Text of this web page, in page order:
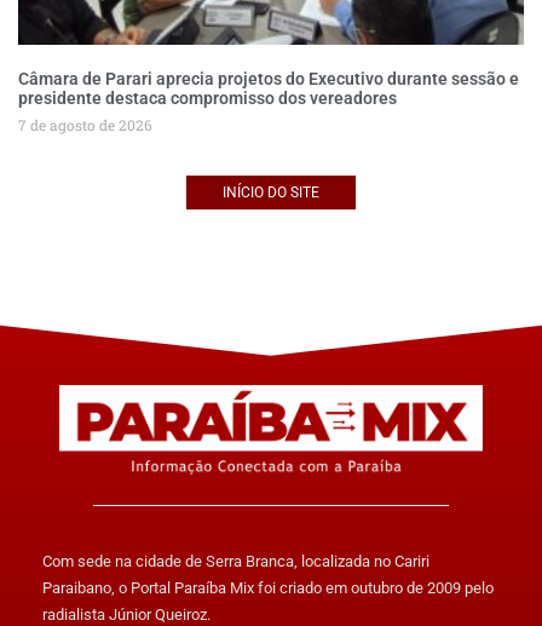
Câmara de Parari aprecia projetos do Executivo durante sessão e
presidente destaca compromisso dos vereadores
7 de agosto de 2026
INÍCIO DO SITE
Com sede na cidade de Serra Branca, localizada no Cariri
Paraibano, o Portal Paraíba Mix foi criado em outubro de 2009 pelo
radialista Júnior Queiroz.